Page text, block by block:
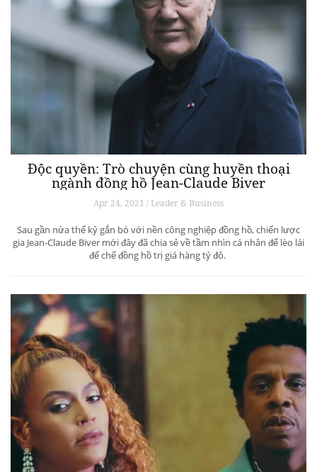
Độc quyền: Trò chuyện cùng huyền thoại
ngành đồng hồ Jean-Claude Biver
Apr 24, 2021 / Leader & Business
Sau gần nửa thế kỷ gắn bó với nền công nghiệp đồng hồ, chiến lược
gia Jean-Claude Biver mới đây đã chia sẻ về tầm nhìn cá nhân để lèo lái
đế chế đồng hồ trị giá hàng tỷ đô.